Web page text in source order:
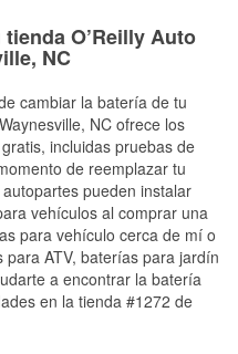
O’Reilly Auto
NC
cambiar la batería de tu
NC ofrece los
incluidas pruebas de
de reemplazar tu
pueden instalar
vehículos al comprar una
para vehículo cerca de mí o
ATV, baterías para jardín
a encontrar la batería
en la tienda #1272 de